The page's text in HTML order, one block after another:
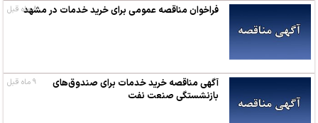
فراخوان مناقصه عمومی برای خرید خدمات در مشهد
۸ ماه قبل
آگهی مناقصه خرید خدمات برای صندوق‌های
بازنشستگی صنعت نفت
۹ ماه قبل